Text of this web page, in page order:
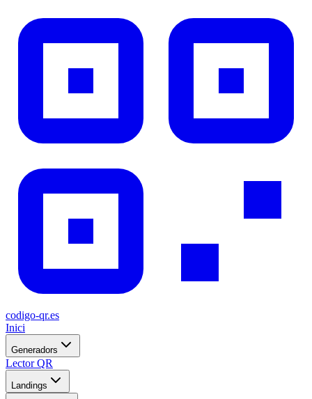
codigo-qr.es
Inici
Generadors
Lector QR
Landings